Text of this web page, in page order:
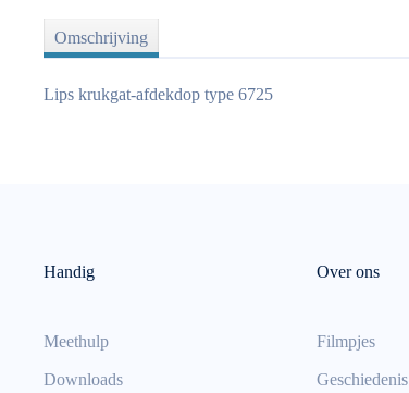
Omschrijving
Lips krukgat-afdekdop type 6725
Handig
Meethulp
Downloads
Over ons
Filmpjes
Geschiedenis